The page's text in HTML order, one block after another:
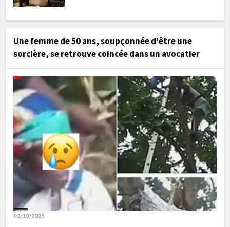
Une femme de 50 ans, soupçonnée d'être une
sorcière, se retrouve coincée dans un avocatier
02/10/2025